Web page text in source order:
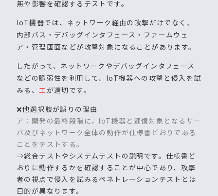
無や影響を確認するテストです。
IoT機器では、ネットワーク経由の攻撃だけでなく、
内部バス・デバッグインタフェース・ファームウェ
ア・管理画面などが攻撃対象になることがあります。
したがって、ネットワークやデバッグインタフェース
などの脆弱性を利用して、IoT機器への攻撃と侵入を試
みる、エが適切です。
❌他選択肢が誤りの理由
ア：開発の最終段階に，IoT機器と通信対象となるサー
バ及びネットワーク全体の動作が仕様書どおりである
ことをテストする。
⇒総合テストやシステムテストの説明です。仕様書ど
おりに動作するかを確認することが中心であり、攻撃
者の視点で侵入を試みるペネトレーションテストとは
目的が異なります。